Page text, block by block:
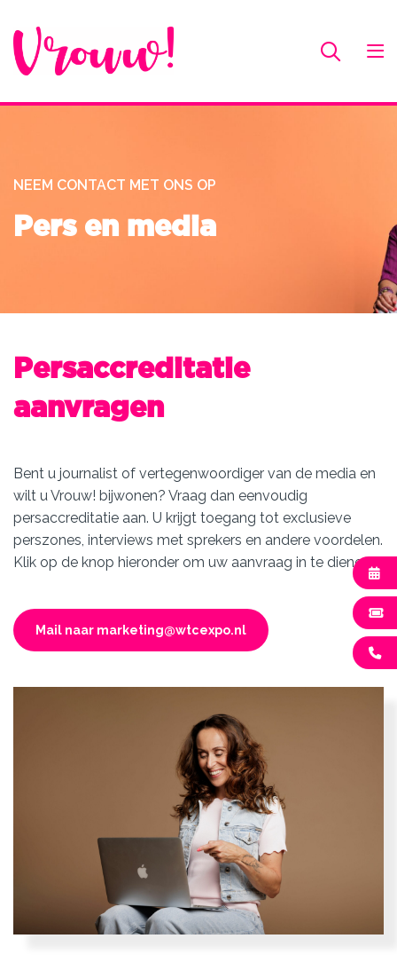
NEEM CONTACT MET ONS OP
Pers en media
Persaccreditatie
aanvragen
Bent u journalist of vertegenwoordiger van de media en
wilt u Vrouw! bijwonen? Vraag dan eenvoudig
persaccreditatie aan. U krijgt toegang tot exclusieve
perszones, interviews met sprekers en andere voordelen.
Klik op de knop hieronder om uw aanvraag in te dienen.
Mail naar marketing@wtcexpo.nl